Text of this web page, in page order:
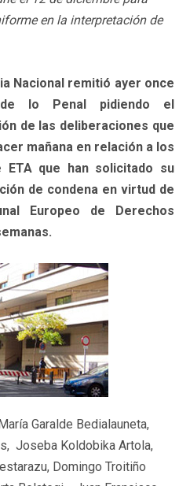
en la interpretación de
Nacional remitió ayer once
lo Penal pidiendo el
de las deliberaciones que
mañana en relación a los
que han solicitado su
de condena en virtud de
Europeo de Derechos
Garalde Bedialauneta,
Joseba Koldobika Artola,
Domingo Troitiño